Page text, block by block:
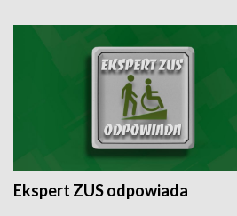
Ekspert ZUS odpowiada